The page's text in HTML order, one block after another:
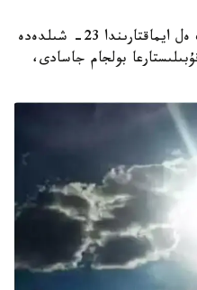
استانا. قازاقپارات - قازگيدرومەت ەل ايماقتارىندا 23- شىلدەدە
بولجام جاسادى،